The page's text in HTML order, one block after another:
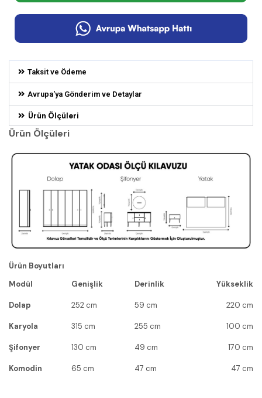
Taksit ve Ödeme
Avrupa'ya Gönderim ve Detaylar
Ürün Ölçüleri
Ürün Ölçüleri
Ürün Boyutları
Modül
Genişlik Derinlik Yükseklik
Dolap 252 cm 59 cm 220 cm
Karyola 315 cm 255 cm 100 cm
Şifonyer 130 cm 49 cm 170 cm
Komodin 65 cm 47 cm 47 cm